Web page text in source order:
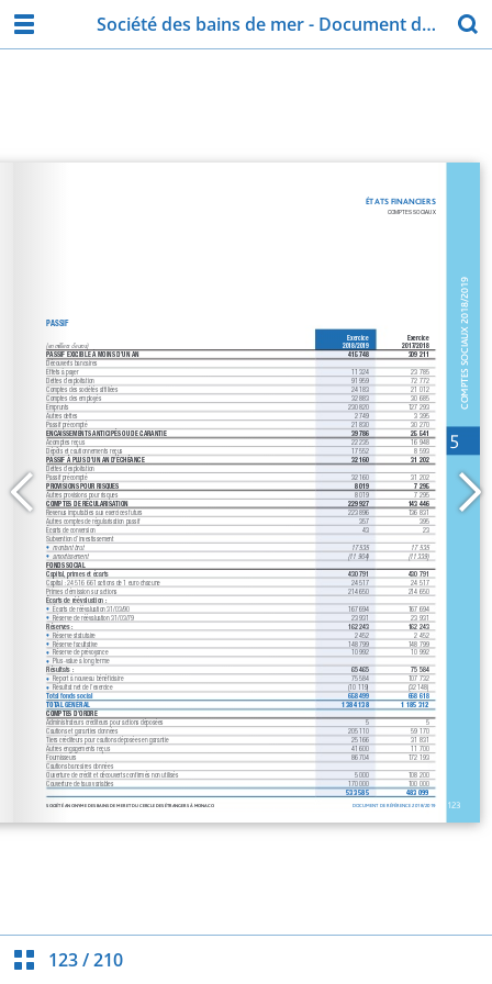
Société des bains de mer - Document de référence 2018
123/210